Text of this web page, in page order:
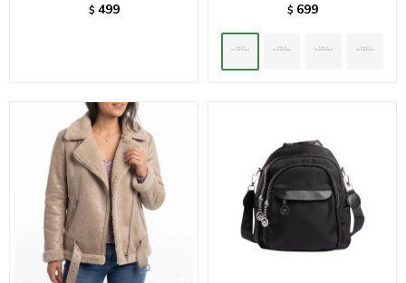
$ 499 $ 699